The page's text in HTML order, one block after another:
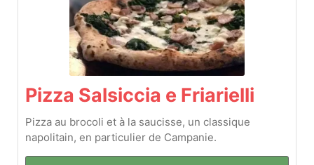
Pizza Salsiccia e Friarielli
Pizza au brocoli et à la saucisse, un classique
napolitain, en particulier de Campanie.